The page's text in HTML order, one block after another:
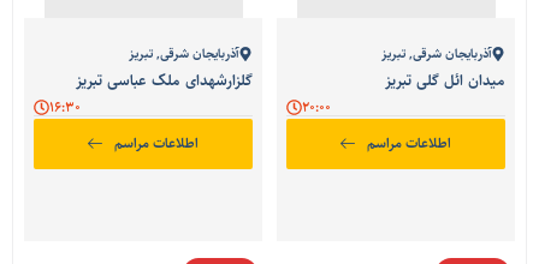
آذربایجان شرقی,تبریز
میدان ائل گلی تبریز
اطلاعات مراسم
آذربایجان شرقی,تبریز
گلزارشهدای ملک عباسی تبریز
اطلاعات مراسم